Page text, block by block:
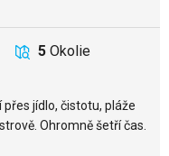
5 Okolie
jídlo, čistotu, pláže
Ohromně šetří čas.